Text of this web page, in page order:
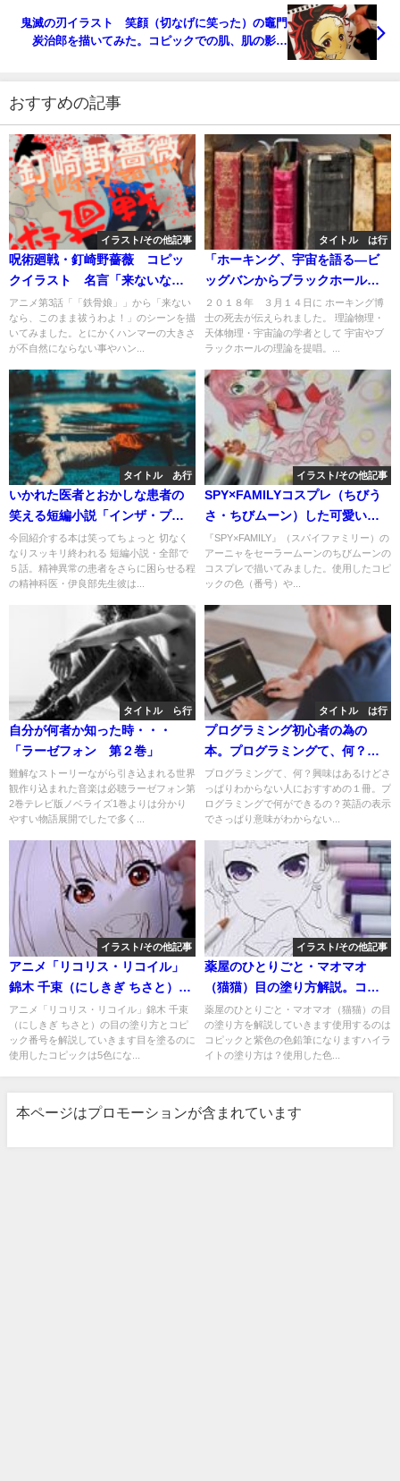
鬼滅の刃イラスト 笑顔（切なげに笑った）の竈門
炭治郎を描いてみた。コピックでの肌、肌の影、
おすすめの記事
イラスト/その他記事
呪術廻戦・釘崎野薔薇 コピッ
クイラスト 名言「来ないな
ら、このまま祓うわよ！」
アニメ第3話「「鉄骨娘」」から「来ない
なら、このまま祓うわよ！」のシーンを描
いてみました。とにかくハンマーの大きさ
が不自然にならない事やハン...
タイトル は行
「ホーキング、宇宙を語る―ビ
ッグバンからブラックホールま
で」 スティーヴン・ウィリア
ム・ホーキング
２０１８年 ３月１４日に ホーキング博
士の死去が伝えられました。 理論物理・
天体物理・宇宙論の学者として 宇宙やブ
ラックホールの理論を提唱。...
タイトル あ行
いかれた医者とおかしな患者の
笑える短編小説「インザ・プー
ル」/奥田 英朗
今回紹介する本は笑ってちょっと 切なく
なりスッキリ終われる 短編小説・全部で
５話。精神異常の患者をさらに困らせる程
の精神科医・伊良部先生彼は...
イラスト/その他記事
SPY×FAMILYコスプレ（ちびう
さ・ちびムーン）した可愛いア
ーニャのイラスト描いてみた。
コピック塗り方の解説、紙や使
用したコピック紹介
『SPY×FAMILY』（スパイファミリー）の
アーニャをセーラームーンのちびムーンの
コスプレで描いてみました。使用したコピ
ックの色（番号）や...
タイトル ら行
自分が何者か知った時・・・
「ラーゼフォン 第２巻」
難解なストーリーながら引き込まれる世界
観作り込まれた音楽は必聴ラーゼフォン第
2巻テレビ版ノベライズ1巻よりは分かり
やすい物語展開でしたで多く...
タイトル は行
プログラミング初心者の為の
本。プログラミングて、何？興
味はあるけどさっぱりわからな
い人におすすめの１冊。
プログラミングて、何？興味はあるけどさ
っぱりわからない人におすすめの１冊。プ
ログラミングで何ができるの？英語の表示
でさっぱり意味がわからない...
イラスト/その他記事
アニメ「リコリス・リコイル」
錦木 千束（にしきぎ ちさと）の
目（赤い目）の塗り方（コピッ
ク番号）解説
アニメ「リコリス・リコイル」錦木 千束
（にしきぎ ちさと）の目の塗り方とコピ
ック番号を解説していきます目を塗るのに
使用したコピックは5色にな...
イラスト/その他記事
薬屋のひとりごと・マオマオ
（猫猫）目の塗り方解説。コピ
ック番号（色）塗る順番は？コ
ピック何本使う？動画解説付き
薬屋のひとりごと・マオマオ（猫猫）の目
の塗り方を解説していきます使用するのは
コピックと紫色の色鉛筆になりますハイラ
イトの塗り方は？使用した色...
本ページはプロモーションが含まれています